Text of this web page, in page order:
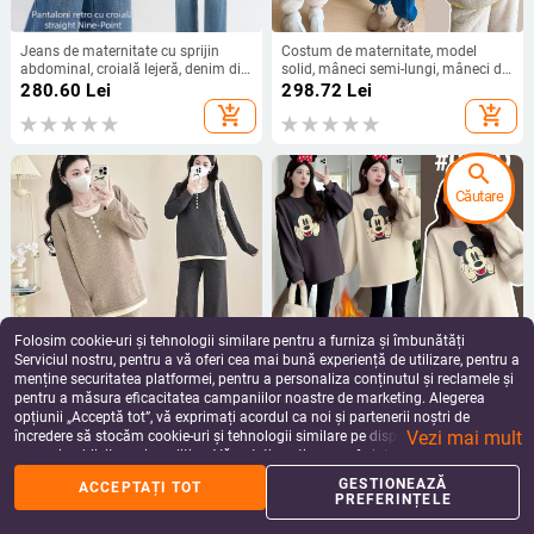
Jeans de maternitate cu sprijin
abdominal, croială lejeră, denim din
bumbac, 50–70% conținut de
280.60 Lei
add_shopping_cart
Costum de maternitate, model
solid, mâneci semi-lungi, mâneci de
tip corn, țesătură chenille cu elastan
298.72 Lei
add_shopping_cart
Set maternitate cu mâneci lungi,
pantaloni trei sferturi, deschidere
pentru alăptare, material chenille cu
elastan sub 30%, stil lejer japonez-
195.65 - 212.13Lei
add_shopping_cart
Hanorac matern pentru femei,
toamnă-iarnă, căptușit cu fleece,
gros, croială lejeră, cald și stilat,
acoperă burtica
81.49 - 129.47Lei
add_shopping_cart
Folosim cookie-uri și tehnologii similare pentru a furniza și îmbunătăți
Serviciul nostru, pentru a vă oferi cea mai bună experiență de utilizare, pentru a
menține securitatea platformei, pentru a personaliza conținutul și reclamele și
pentru a măsura eficacitatea campaniilor noastre de marketing. Alegerea
opțiunii „Acceptă tot”, vă exprimați acordul ca noi și partenerii noștri de
încredere să stocăm cookie-uri și tehnologii similare pe dispozitivul dvs. în
scopuri publicitare și analitice. Vă puteți gestiona preferințele în orice moment
făcând clic pe „Gestionează preferințele”. Pentru mai multe informații, vă
rugăm să consultațiPolitica noastră de confidențialitate.
Vezi mai mult
ACCEPTAȚI TOT
GESTIONEAZĂ
PREFERINȚELE
search
Căutare